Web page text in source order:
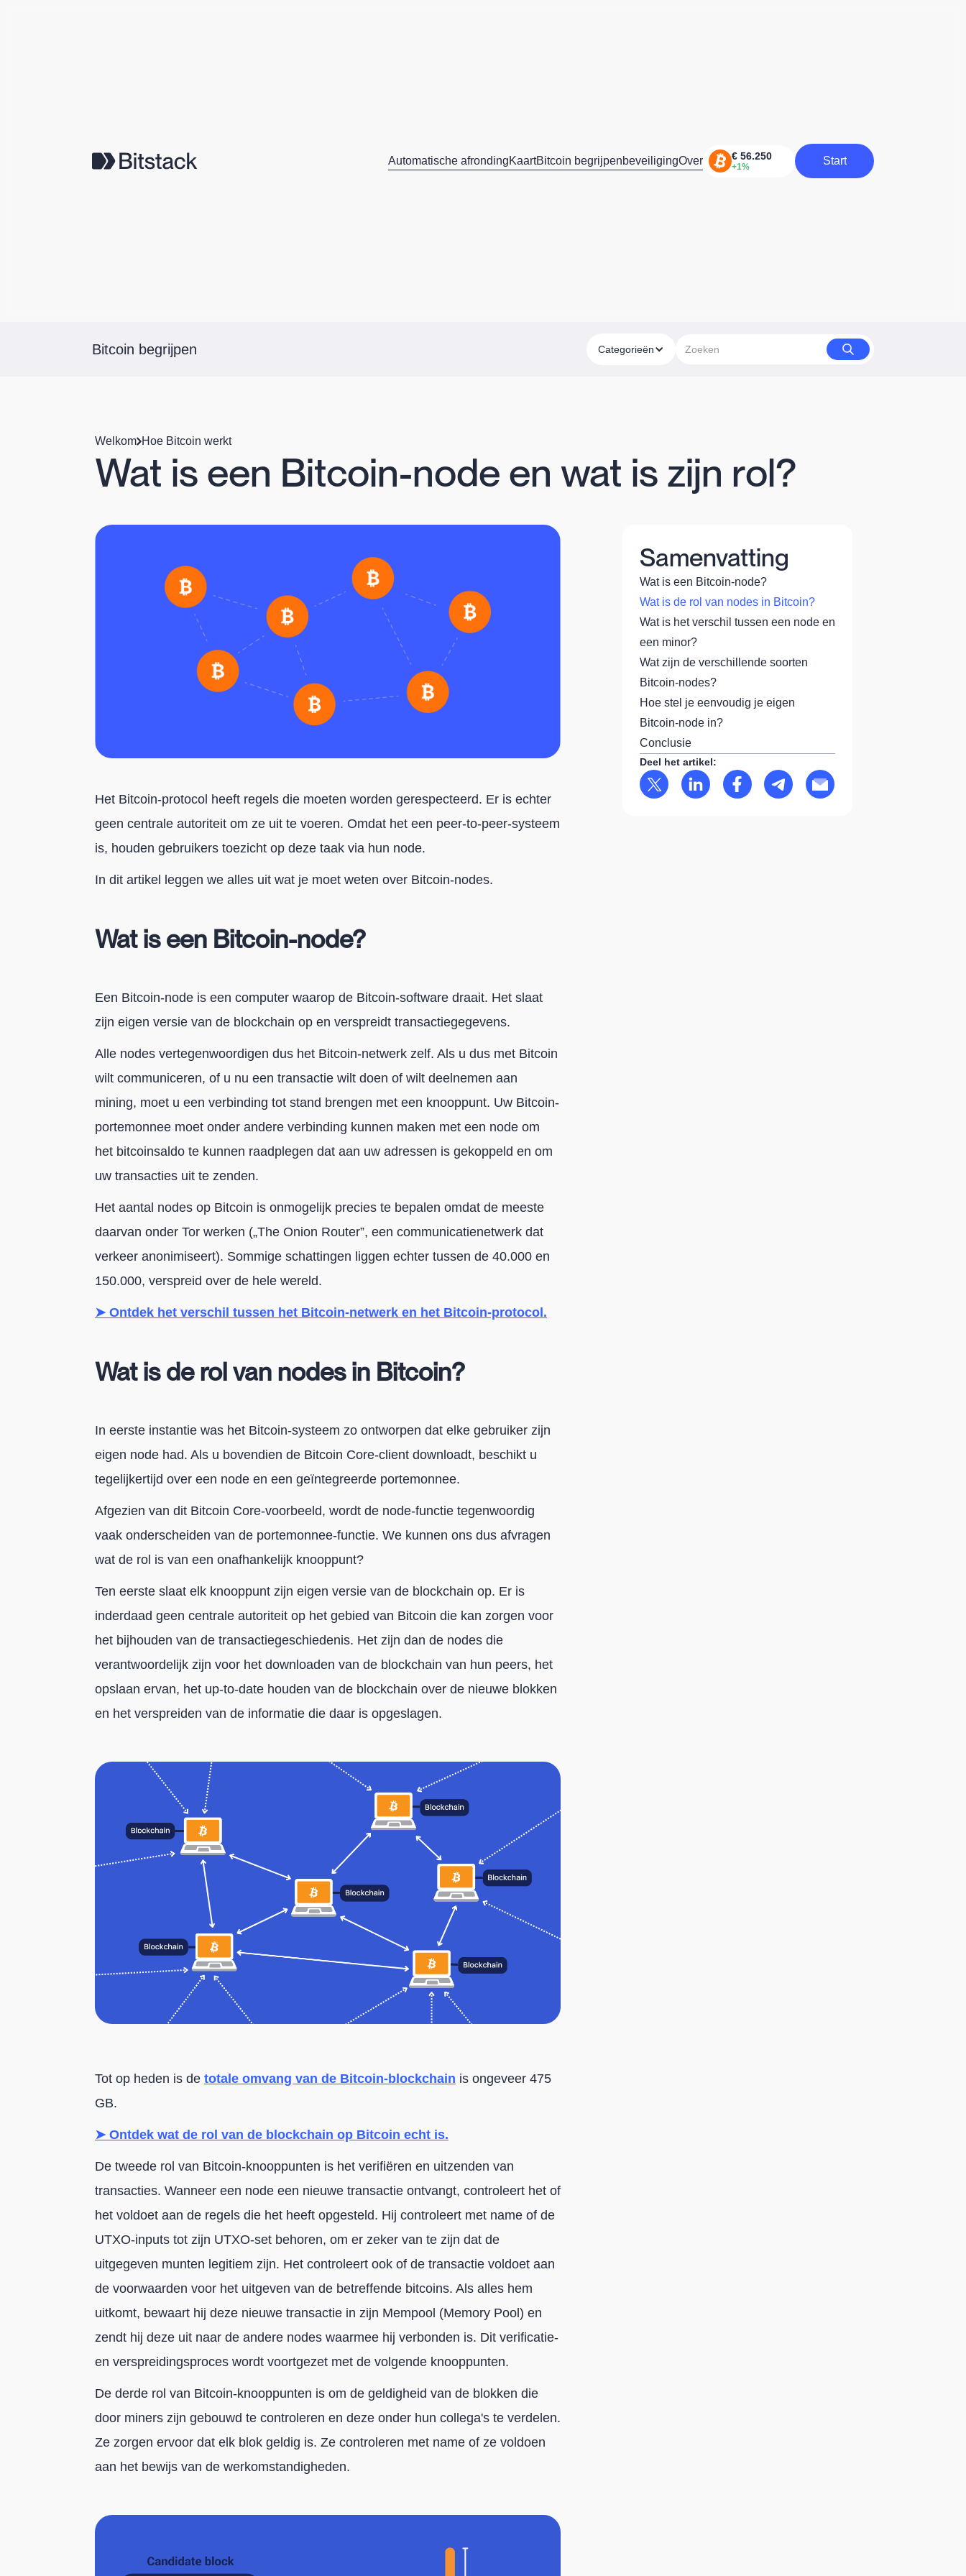
Automatische afrondingKaartBitcoin begrijpenbeveiligingOver
Start
Start
Bitcoin begrijpen Categorieën
Welkom Hoe Bitcoin werkt
Wat is een Bitcoin-node en wat is zijn rol?
Het Bitcoin-protocol heeft regels die moeten worden gerespecteerd. Er is echter
geen centrale autoriteit om ze uit te voeren. Omdat het een peer-to-peer-systeem
is, houden gebruikers toezicht op deze taak via hun node.
In dit artikel leggen we alles uit wat je moet weten over Bitcoin-nodes.
Wat is een Bitcoin-node?
Een Bitcoin-node is een computer waarop de Bitcoin-software draait. Het slaat
zijn eigen versie van de blockchain op en verspreidt transactiegegevens.
Alle nodes vertegenwoordigen dus het Bitcoin-netwerk zelf. Als u dus met Bitcoin
wilt communiceren, of u nu een transactie wilt doen of wilt deelnemen aan
mining, moet u een verbinding tot stand brengen met een knooppunt. Uw Bitcoin-
portemonnee moet onder andere verbinding kunnen maken met een node om
het bitcoinsaldo te kunnen raadplegen dat aan uw adressen is gekoppeld en om
uw transacties uit te zenden.
Het aantal nodes op Bitcoin is onmogelijk precies te bepalen omdat de meeste
daarvan onder Tor werken („The Onion Router”, een communicatienetwerk dat
verkeer anonimiseert). Sommige schattingen liggen echter tussen de 40.000 en
150.000, verspreid over de hele wereld.
➤ Ontdek het verschil tussen het Bitcoin-netwerk en het Bitcoin-protocol.
Wat is de rol van nodes in Bitcoin?
In eerste instantie was het Bitcoin-systeem zo ontworpen dat elke gebruiker zijn
eigen node had. Als u bovendien de Bitcoin Core-client downloadt, beschikt u
tegelijkertijd over een node en een geïntegreerde portemonnee.
Afgezien van dit Bitcoin Core-voorbeeld, wordt de node-functie tegenwoordig
vaak onderscheiden van de portemonnee-functie. We kunnen ons dus afvragen
wat de rol is van een onafhankelijk knooppunt?
Ten eerste slaat elk knooppunt zijn eigen versie van de blockchain op. Er is
inderdaad geen centrale autoriteit op het gebied van Bitcoin die kan zorgen voor
het bijhouden van de transactiegeschiedenis. Het zijn dan de nodes die
verantwoordelijk zijn voor het downloaden van de blockchain van hun peers, het
opslaan ervan, het up-to-date houden van de blockchain over de nieuwe blokken
en het verspreiden van de informatie die daar is opgeslagen.
Tot op heden is de totale omvang van de Bitcoin-blockchain is ongeveer 475
GB.
➤ Ontdek wat de rol van de blockchain op Bitcoin echt is.
De tweede rol van Bitcoin-knooppunten is het verifiëren en uitzenden van
transacties. Wanneer een node een nieuwe transactie ontvangt, controleert het of
het voldoet aan de regels die het heeft opgesteld. Hij controleert met name of de
UTXO-inputs tot zijn UTXO-set behoren, om er zeker van te zijn dat de
uitgegeven munten legitiem zijn. Het controleert ook of de transactie voldoet aan
de voorwaarden voor het uitgeven van de betreffende bitcoins. Als alles hem
uitkomt, bewaart hij deze nieuwe transactie in zijn Mempool (Memory Pool) en
zendt hij deze uit naar de andere nodes waarmee hij verbonden is. Dit verificatie-
en verspreidingsproces wordt voortgezet met de volgende knooppunten.
De derde rol van Bitcoin-knooppunten is om de geldigheid van de blokken die
door miners zijn gebouwd te controleren en deze onder hun collega's te verdelen.
Ze zorgen ervoor dat elk blok geldig is. Ze controleren met name of ze voldoen
aan het bewijs van de werkomstandigheden.
Samenvatting
Wat is een Bitcoin-node?
Wat is de rol van nodes in Bitcoin?
Wat is het verschil tussen een node en
een minor?
Wat zijn de verschillende soorten
Bitcoin-nodes?
Hoe stel je eenvoudig je eigen
Bitcoin-node in?
Conclusie
Deel het artikel: